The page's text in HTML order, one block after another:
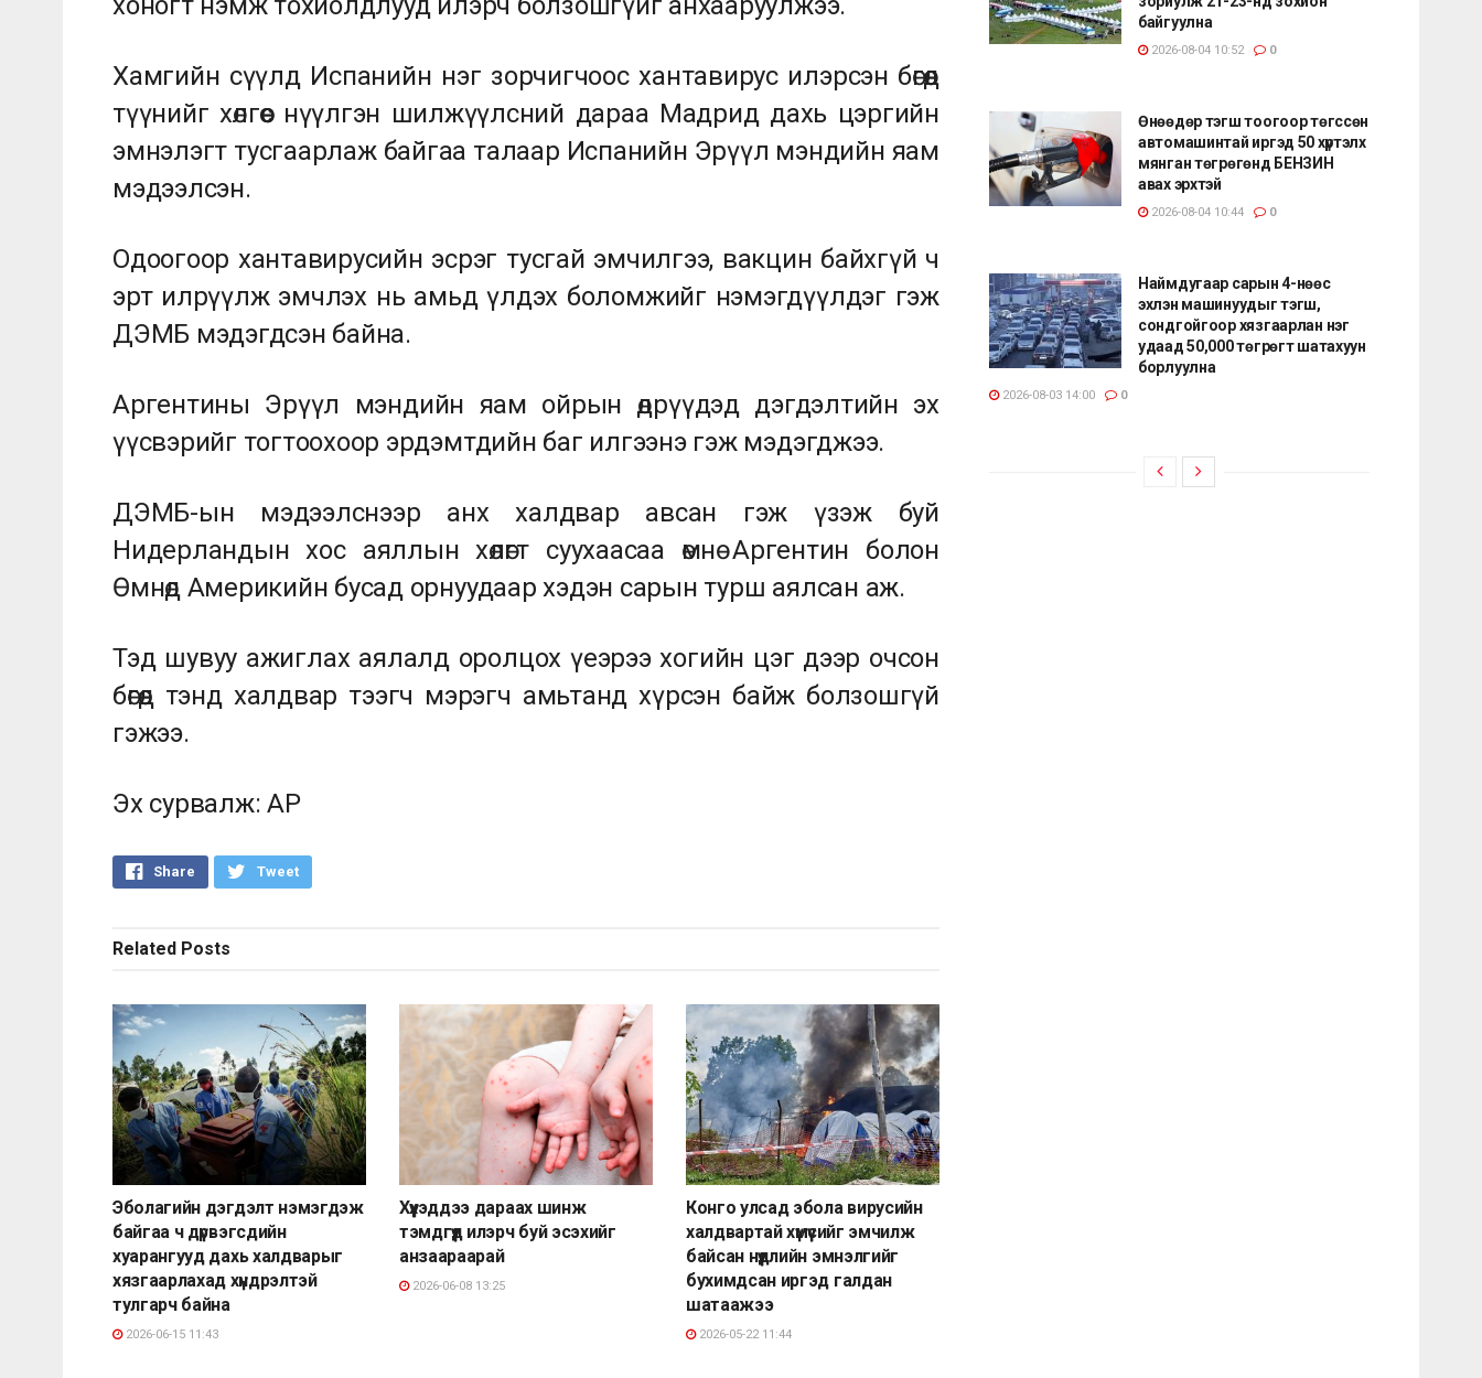
Хамгийн сүүлд Испанийн нэг зорчигчоос хантавирус илэрсэн бөгөөд
түүнийг хөлгөөс нүүлгэн шилжүүлсний дараа Мадрид дахь цэргийн
эмнэлэгт тусгаарлаж байгаа талаар Испанийн Эрүүл мэндийн яам
мэдээлсэн.
Одоогоор хантавирусийн эсрэг тусгай эмчилгээ, вакцин байхгүй ч
эрт илрүүлж эмчлэх нь амьд үлдэх боломжийг нэмэгдүүлдэг гэж
ДЭМБ мэдэгдсэн байна.
Аргентины Эрүүл мэндийн яам ойрын өдрүүдэд дэгдэлтийн эх
үүсвэрийг тогтоохоор эрдэмтдийн баг илгээнэ гэж мэдэгджээ.
ДЭМБ-ын мэдээлснээр анх халдвар авсан гэж үзэж буй
Нидерландын хос аяллын хөлөгт суухаасаа өмнө Аргентин болон
Өмнөд Америкийн бусад орнуудаар хэдэн сарын турш аялсан аж.
Тэд шувуу ажиглах аялалд оролцох үеэрээ хогийн цэг дээр очсон
бөгөөд тэнд халдвар тээгч мэрэгч амьтанд хүрсэн байж болзошгүй
гэжээ.
Эх сурвалж: АР
Share Tweet
Related Posts
Эболагийн дэгдэлт нэмэгдэж
байгаа ч дүрвэгсдийн
хуарангууд дахь халдварыг
хязгаарлахад хүндрэлтэй
тулгарч байна
2026-06-15 11:43
Хүүхэддээ дараах шинж
тэмдгүүд илэрч буй эсэхийг
анзаараарай
2026-06-08 13:25
Конго улсад эбола вирусийн
халдвартай хүмүүсийг эмчилж
байсан нүүдлийн эмнэлгийг
бухимдсан иргэд галдан
шатаажээ
2026-05-22 11:44
байгуулна
2026-08-04 10:52 0
Өнөөдөр тэгш тоогоор төгссөн
автомашинтай иргэд 50 хүртэлх
мянган төгрөгөнд БЕНЗИН
авах эрхтэй
2026-08-04 10:44 0
Наймдугаар сарын 4-нөөс
эхлэн машинуудыг тэгш,
сондгойгоор хязгаарлан нэг
удаад 50,000 төгрөгт шатахуун
борлуулна
2026-08-03 14:00 0